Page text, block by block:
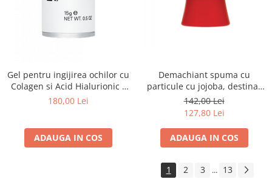
Gel pentru ingijirea ochilor cu
Colagen si Acid Hialurionic -
15ml
180,00 Lei
ADAUGA IN COS
Demachiant spuma cu
particule cu jojoba, destinat
tenuliui gras/acneic - 150ml
142,00 Lei
127,80 Lei
ADAUGA IN COS
1 2 3 ... 13